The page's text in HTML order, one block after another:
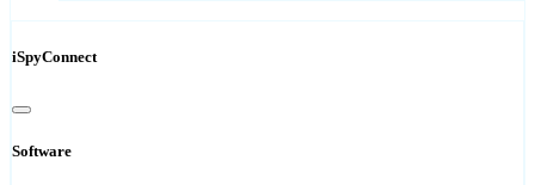
iSpyConnect
Software